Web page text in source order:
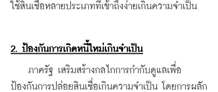
ใช้สินเชื่อหลายประเภทที่เข้าถึงง่ายเกินความจำเป็น
2. ป้องกันการเกิดหนี้ใหม่เกินจำเป็น
ภาครัฐ เสริมสร้างกลไกการกำกับดูแลเพื่อ
ป้องกันการปล่อยสินเชื่อเกินความจำเป็น โดยการผลัก